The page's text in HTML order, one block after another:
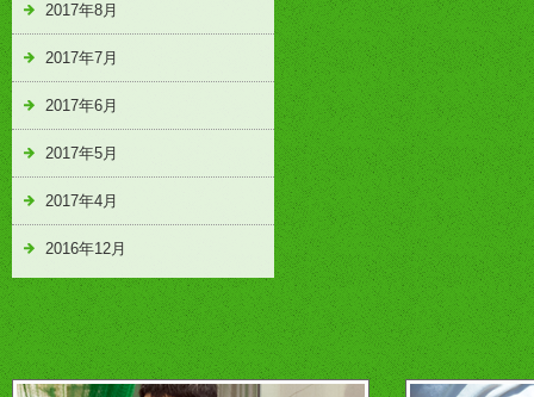
2017年8月
2017年7月
2017年6月
2017年5月
2017年4月
2016年12月